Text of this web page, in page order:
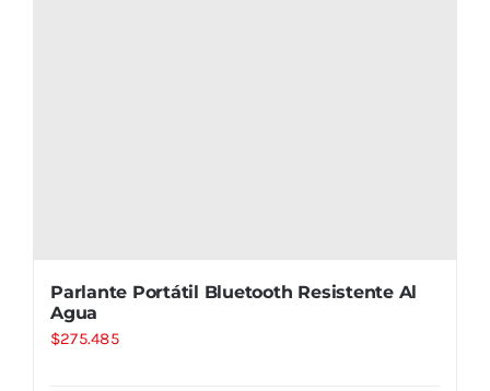
Parlante Portátil Bluetooth Resistente Al
Agua
$275.485